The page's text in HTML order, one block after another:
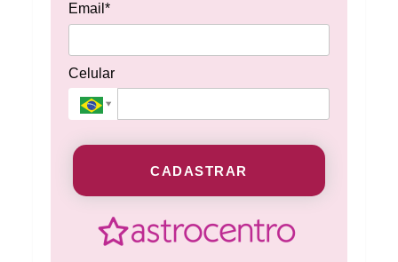
Email*
Celular
CADASTRAR